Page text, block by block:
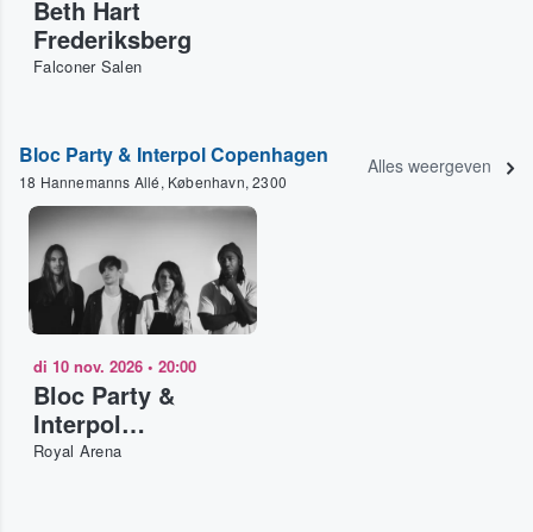
Beth Hart
Frederiksberg
Falconer Salen
Bloc Party & Interpol Copenhagen
18 Hannemanns Allé, København, 2300
Alles weergeven
di 10 nov. 2026 • 20:00
Bloc Party &
Interpol
Copenhagen
Royal Arena